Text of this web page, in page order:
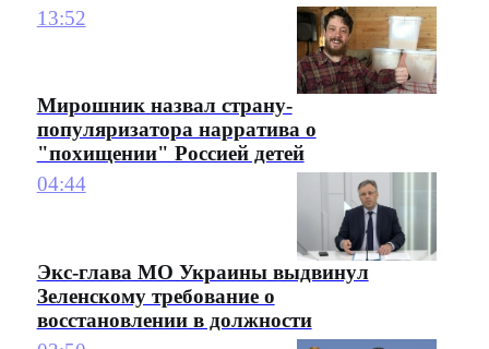
13:52
Мирошник назвал страну-
популяризатора нарратива о
"похищении" Россией детей
04:44
Экс-глава МО Украины выдвинул
Зеленскому требование о
восстановлении в должности